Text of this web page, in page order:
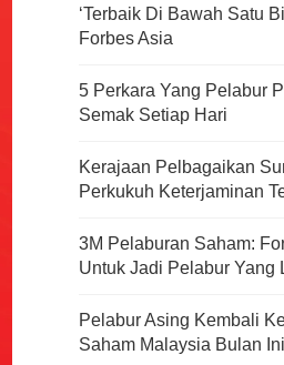
‘Terbaik Di Bawah Satu
Forbes Asia
5 Perkara Yang Pelabur
Semak Setiap Hari
Kerajaan Pelbagaikan
Perkukuh Keterjaminan
3M Pelaburan Saham:
Untuk Jadi Pelabur Yang
Pelabur Asing Kembali
Saham Malaysia Bulan Ini